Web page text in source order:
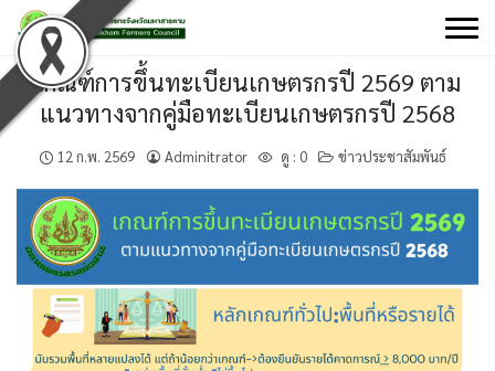
Skip
to
contentเกณฑ์การขึ้นทะเบียนเกษตรกรปี 2569 ตาม
แนวทางจากคู่มือทะเบียนเกษตรกรปี 2568
12 ก.พ. 2569 Adminitrator ดู : 0 ข่าวประชาสัมพันธ์